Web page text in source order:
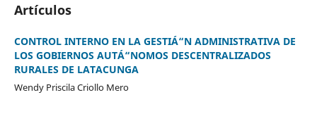
Artículos
CONTROL INTERNO EN LA GESTIÁ“N ADMINISTRATIVA DE
LOS GOBIERNOS AUTÁ“NOMOS DESCENTRALIZADOS
RURALES DE LATACUNGA
Wendy Priscila Criollo Mero